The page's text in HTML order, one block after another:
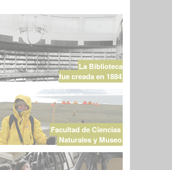
La Biblioteca
fue creada en 1884
Facultad de Ciencias
Naturales y Museo